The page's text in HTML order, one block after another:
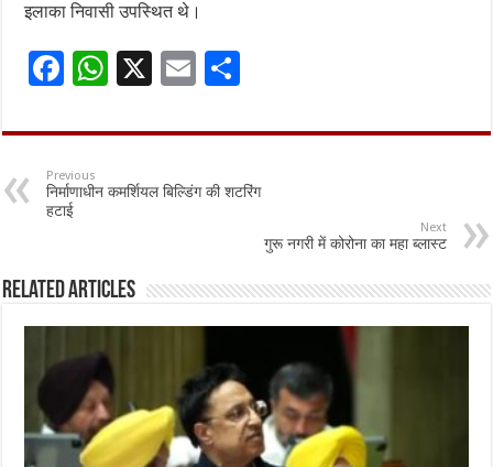
इलाका निवासी उपस्थित थे।
F
e
b
o
k
W
at
sA
p
X
E
ai ar
e
Previous
निर्माणाधीन कमर्शियल बिल्डिंग की शटरिंग
हटाई
Next
गुरू नगरी में कोरोना का महा ब्लास्ट
Related Articles